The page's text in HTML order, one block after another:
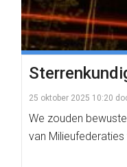
25 oktober 2025 10:20
We zouden
van